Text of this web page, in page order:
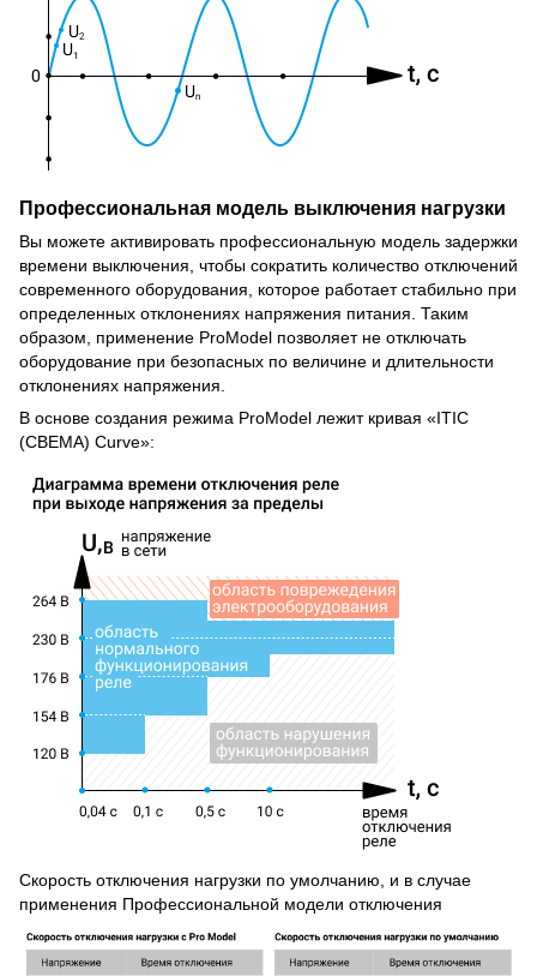
Профессиональная модель выключения нагрузки
Вы можете активировать профессиональную модель задержки
времени выключения, чтобы сократить количество отключений
современного оборудования, которое работает стабильно при
определенных отклонениях напряжения питания. Таким
образом, применение ProModel позволяет не отключать
оборудование при безопасных по величине и длительности
отклонениях напряжения.
В основе создания режима ProModel лежит кривая «ITIC
(CBEMA) Curve»:
Скорость отключения нагрузки по умолчанию, и в случае
применения Профессиональной модели отключения